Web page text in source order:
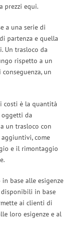
prezzi equi.
a una serie di
partenza e quella
Un trasloco da
rispetto a un
un
costi è la quantità
da
un trasloco con
come
e il rimontaggio
in base alle esigenze
in base
ai clienti di
loro esigenze e al